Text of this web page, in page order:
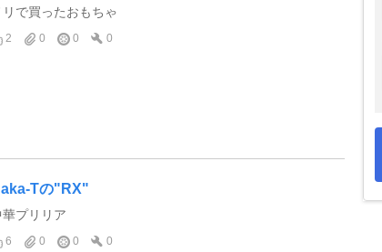
リで買ったおもちゃ
2 0 0 0
Tの"RX"
華プリリア
6 0 0 0